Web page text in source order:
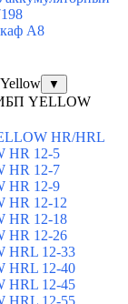
А8
▼
YELLOW
HR/HRL
HR 12-5
HR 12-7
HR 12-9
HR 12-12
HR 12-18
HR 12-26
HRL 12-33
HRL 12-40
HRL 12-45